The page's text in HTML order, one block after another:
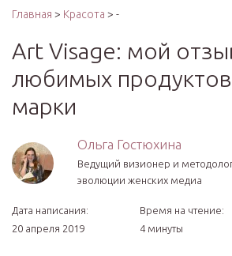
Главная > Красота > -
Art Visage: мой
любимых
марки
Ольга Гостюхина
Ведущий визионер и
эволюции женских медиа
Дата написания:
20 апреля 2019
Время на чтение:
4 минуты